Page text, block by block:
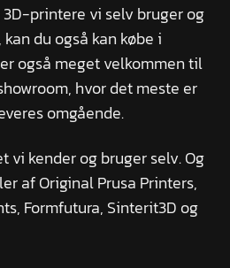
printere vi selv bruger og
du også kan købe i
også meget velkommen til
hvor det meste er
omgående.
vi kender og bruger selv. Og
af Original Prusa Printers,
Formfutura, Sinterit3D og